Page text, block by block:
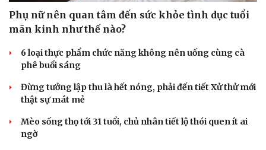
Phụ nữ nên quan tâm đến sức khỏe tình dục tuổi
mãn kinh như thế nào?
6 loại thực phẩm chức năng không nên uống cùng cà
phê buổi sáng
Đừng tưởng lập thu là hết nóng, phải đến tiết Xử thử mới
thật sự mát mẻ
Mèo sống thọ tới 31 tuổi, chủ nhân tiết lộ thói quen ít ai
ngờ